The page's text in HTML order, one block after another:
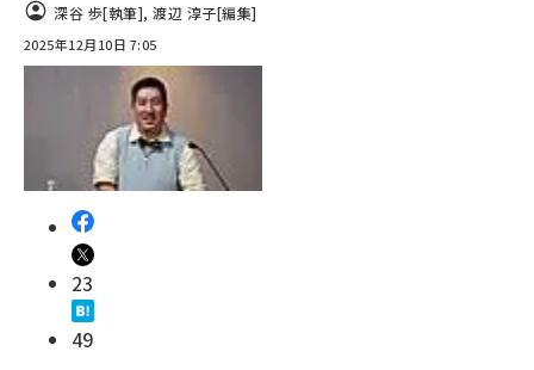
深谷 歩[執筆],渡辺 淳子[編集]
2025年12月10日 7:05
23
49